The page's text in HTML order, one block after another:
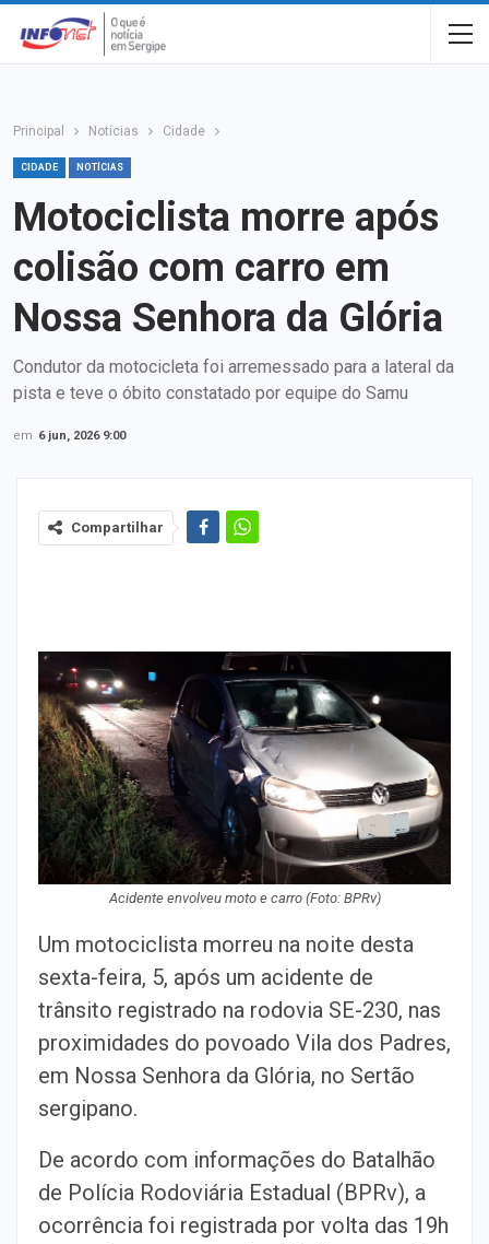
Principal Notícias Cidade
CIDADE NOTÍCIAS
Motociclista morre após
colisão com carro em
Nossa Senhora da Glória
Condutor da motocicleta foi arremessado para a lateral da
pista e teve o óbito constatado por equipe do Samu
em 6 jun, 2026 9:00
Compartilhar
Acidente envolveu moto e carro (Foto: BPRv)
Um motociclista morreu na noite desta
sexta-feira, 5, após um acidente de
trânsito registrado na rodovia SE-230, nas
proximidades do povoado Vila dos Padres,
em Nossa Senhora da Glória, no Sertão
sergipano.
De acordo com informações do Batalhão
de Polícia Rodoviária Estadual (BPRv), a
ocorrência foi registrada por volta das 19h